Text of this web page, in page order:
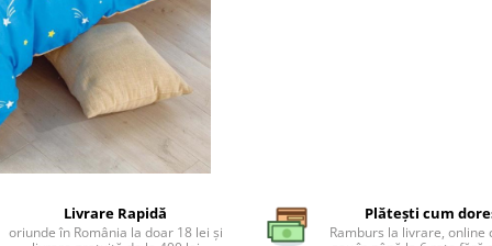
Livrare Rapidă
oriunde în România la doar 18 lei și
Plătești cum
Ramburs la livrare, online